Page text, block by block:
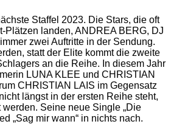
Staffel 2023. Die Stars, die oft
Plätzen landen, ANDREA BERG, DJ
zwei Auftritte in der Sendung.
statt der Elite kommt die zweite
an die Reihe. In diesem Jahr
LUNA KLEE und CHRISTIAN
CHRISTIAN LAIS im Gegensatz
längst in der ersten Reihe steht,
Seine neue Single „Die
„Sag mir wann“ in nichts nach.